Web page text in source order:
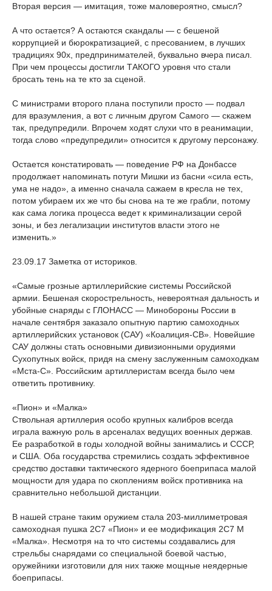
Вторая версия — имитация, тоже маловероятно, смысл?
А что остается? А остаются скандалы — с бешеной
коррупцией и бюрократизацией, с пресованием, в лучших
традициях 90х, предпринимателей, буквально вчера писал.
При чем процессы достигли ТАКОГО уровня что стали
бросать тень на те кто за сценой.
С министрами второго плана поступили просто — подвал
для вразумления, а вот с личным другом Самого — скажем
так, предупредили. Впрочем ходят слухи что в реанимации,
тогда слово «предупредили» относится к другому персонажу.
Остается констатировать — поведение РФ на Донбассе
продолжает напоминать потуги Мишки из басни «сила есть,
ума не надо», а именно сначала сажаем в кресла не тех,
потом убираем их же что бы снова на те же грабли, потому
как сама логика процесса ведет к криминализации серой
зоны, и без легализации институтов власти этого не
изменить.»
23.09.17 Заметка от историков.
«Самые грозные артиллерийские системы Российской
армии. Бешеная скорострельность, невероятная дальность и
убойные снаряды с ГЛОНАСС — Минобороны России в
начале сентября заказало опытную партию самоходных
артиллерийских установок (САУ) «Коалиция-СВ». Новейшие
САУ должны стать основными дивизионными орудиями
Сухопутных войск, придя на смену заслуженным самоходкам
«Мста-С». Российским артиллеристам всегда было чем
ответить противнику.
«Пион» и «Малка»
Ствольная артиллерия особо крупных калибров всегда
играла важную роль в арсеналах ведущих военных держав.
Ее разработкой в годы холодной войны занимались и СССР,
и США. Оба государства стремились создать эффективное
средство доставки тактического ядерного боеприпаса малой
мощности для удара по скоплениям войск противника на
сравнительно небольшой дистанции.
В нашей стране таким оружием стала 203-миллиметровая
самоходная пушка 2С7 «Пион» и ее модификация 2С7 М
«Малка». Несмотря на то что системы создавались для
стрельбы снарядами со специальной боевой частью,
оружейники изготовили для них также мощные неядерные
боеприпасы.